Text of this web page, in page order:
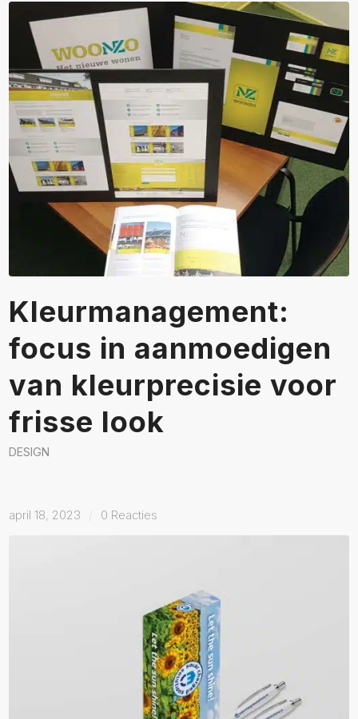
Kleurmanagement:
focus in aanmoedigen
van kleurprecisie voor
frisse look
DESIGN
april 18, 2023 0 Reacties